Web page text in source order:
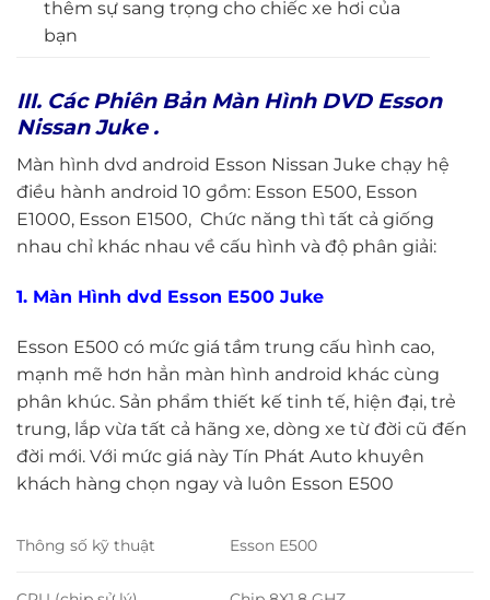
thêm sự sang trọng cho chiếc xe hơi của
bạn
III. Các Phiên Bản Màn Hình DVD Esson
Nissan Juke .
Màn hình dvd android Esson Nissan Juke chạy hệ
điều hành android 10 gồm: Esson E500, Esson
E1000, Esson E1500, Chức năng thì tất cả giống
nhau chỉ khác nhau về cấu hình và độ phân giải:
1. Màn Hình dvd Esson E500 Juke
Esson E500 có mức giá tầm trung cấu hình cao,
mạnh mẽ hơn hẳn màn hình android khác cùng
phân khúc. Sản phẩm thiết kế tinh tế, hiện đại, trẻ
trung, lắp vừa tất cả hãng xe, dòng xe từ đời cũ đến
đời mới. Với mức giá này Tín Phát Auto khuyên
khách hàng chọn ngay và luôn Esson E500
Thông số kỹ thuật Esson E500